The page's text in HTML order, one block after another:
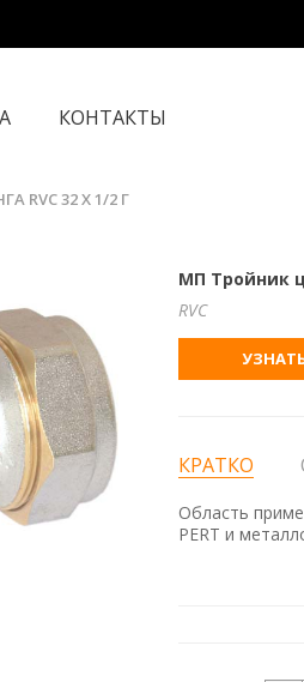
КОНТАКТЫ
RVC 32 Х 1/2 Г
МП Тройник
RVC
КРАТКО
Область
PERT и